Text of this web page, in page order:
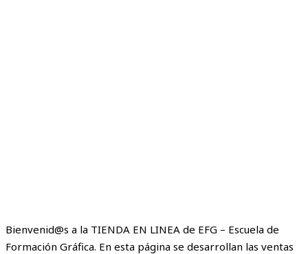
Bienvenid@s a la TIENDA EN LINEA de EFG – Escuela de
Formación Gráfica. En esta página se desarrollan las ventas